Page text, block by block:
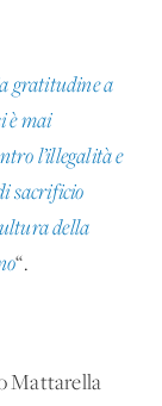
gratitudine a
è mai
l’illegalità e
sacrificio
della
“.
Mattarella